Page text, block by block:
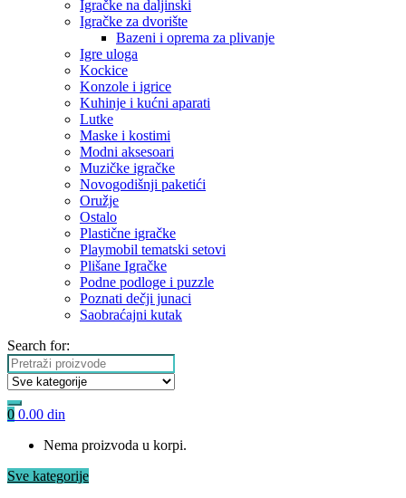
Igračke na daljinski
‎Igračke za dvorište
Bazeni i oprema za plivanje
Igre uloga
Kockice
Konzole i igrice
Kuhinje i kućni aparati
Lutke
Maske i kostimi
Modni aksesoari
Muzičke igračke
Novogodišnji paketići
Oružje
Ostalo
Plastične igračke
Playmobil tematski setovi
Plišane Igračke
Podne podloge i puzzle
Poznati dečji junaci
Saobraćajni kutak
Search for:
0 0.00 din
Nema proizvoda u korpi.
Sve kategorije